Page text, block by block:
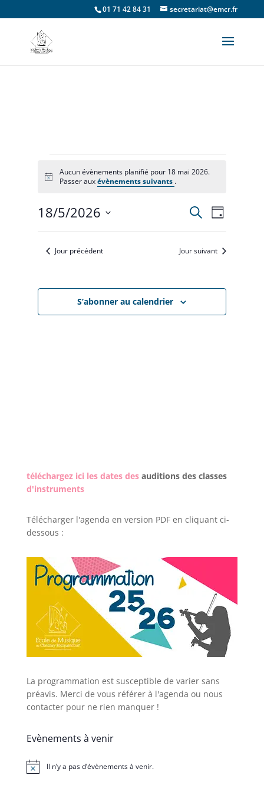
01 71 42 84 31 secretariat@emcr.fr
Évènements
18
mai
Notice
Aucun évènements planifié pour 18 mai 2026.
Passer auxévènements suivants .
Recherche
et
Recherche
de
vues
Jour
18/5/2026
date.Jour précédent Jour suivant
S’abonner au calendrier
téléchargez ici les dates des auditions des classes
d'instruments
Télécharger l'agenda en version PDF en cliquant ci-
dessous :
La programmation est susceptible de varier sans
préavis. Merci de vous référer à l'agenda ou nous
contacter pour ne rien manquer !
Evènements à venir
Notice Il n’y a pas d’évènements à venir.